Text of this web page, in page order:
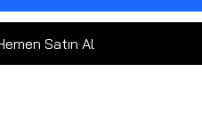
Satın Al